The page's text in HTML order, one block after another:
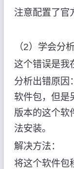
注意配置了官
（2）学会分
这个错误是我
分析出错原因
软件包，但是
版本的这个软
法安装。
解决方法：
将这个软件包